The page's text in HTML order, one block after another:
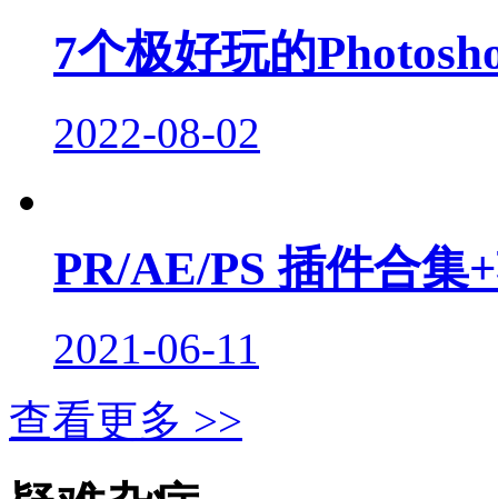
7个极好玩的
2022-08-02
PR/AE/PS 插件合集
2021-06-11
查看更多 >>